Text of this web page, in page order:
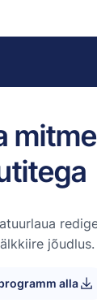
jõudlus.
alla